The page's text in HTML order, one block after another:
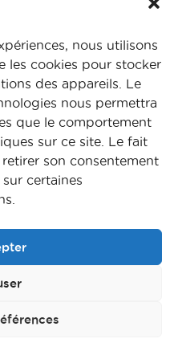
nous utilisons
les cookies pour stocker
des appareils. Le
nous permettra
que le comportement
sur ce site. Le fait
son consentement
certaines
nos réseaux